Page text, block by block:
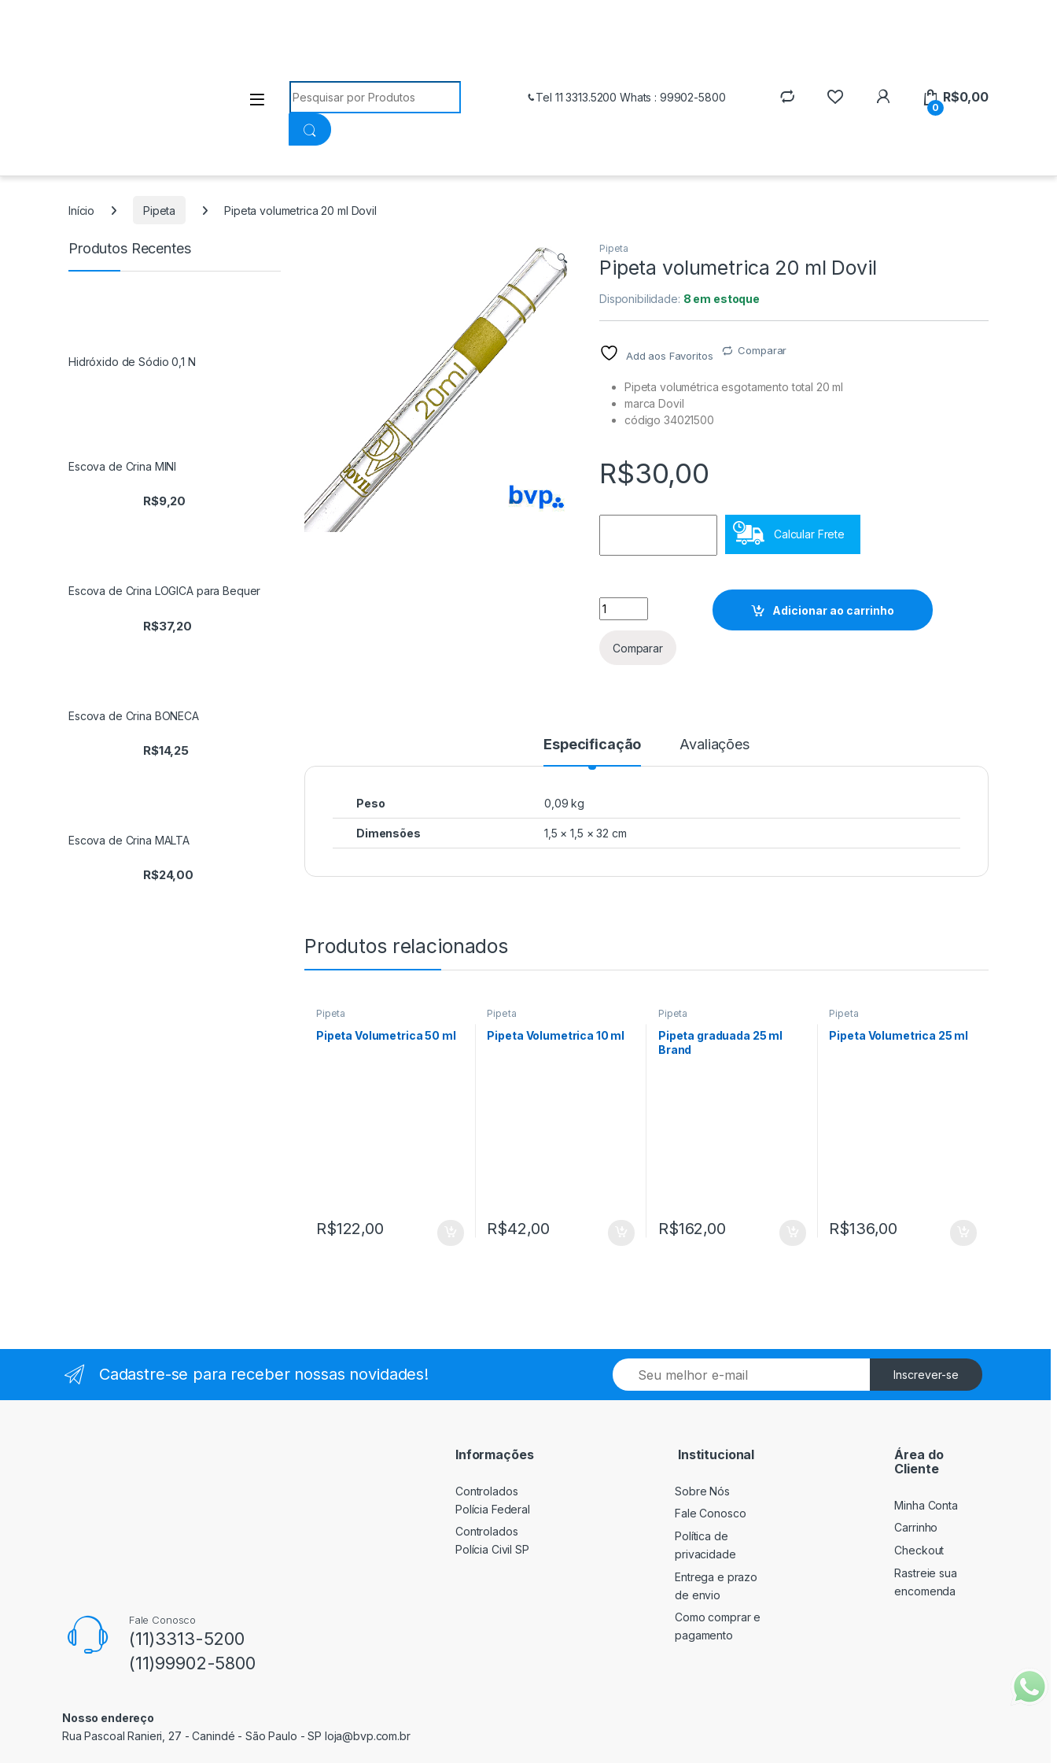
Procurar:
Tel 11 3313.5200 Whats : 99902-5800
0
R$0,00
Início Pipeta Pipeta volumetrica 20 ml Dovil
🔍
Pipeta
Pipeta volumetrica 20 ml Dovil
Disponibilidade: 8 em estoque
Add aos Favoritos Comparar
Pipeta volumétrica esgotamento total 20 ml
marca Dovil
código 34021500
R$30,00
Calcular Frete
Pipeta volumetrica 20 ml Dovil quantidade
Adicionar ao carrinho
Comparar
Especificação Avaliações
Peso 0,09 kg
Dimensões 1,5 × 1,5 × 32 cm
Produtos relacionados
Pipeta
Pipeta Volumetrica 50 ml
R$122,00
Pipeta
Pipeta Volumetrica 10 ml
R$42,00
Pipeta
Pipeta graduada 25 ml
Brand
R$162,00
Pipeta
Pipeta Volumetrica 25 ml
R$136,00
Produtos Recentes
Hidróxido de Sódio 0,1 N
Escova de Crina MINI
R$9,20
Escova de Crina LOGICA para Bequer
R$37,20
Escova de Crina BONECA
R$14,25
Escova de Crina MALTA
R$24,00
Cadastre-se para receber nossas novidades!
E
m
a
Inscrever-se
Fale Conosco
(11)3313-5200
(11)99902-5800
Nosso endereço
Rua Pascoal Ranieri, 27 - Canindé - São Paulo - SP loja@bvp.com.br
Informações
Controlados
Polícia Federal
Controlados
Polícia Civil SP
Institucional
Sobre Nós
Fale Conosco
Política de
privacidade
Entrega e prazo
de envio
Como comprar e
pagamento
Área do
Cliente
Minha Conta
Carrinho
Checkout
Rastreie sua
encomenda